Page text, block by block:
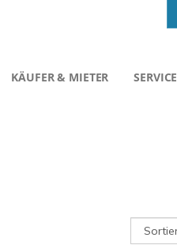
KÄUFER & MIETER SERVICE